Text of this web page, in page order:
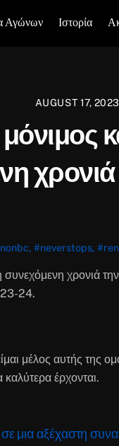
Αγώνων Ιστορία
AUGUST 17, 2023
, #neverstops,
χρονιά
24.
μέλος αυτής της
έρχονται.
μια αξέχαστη